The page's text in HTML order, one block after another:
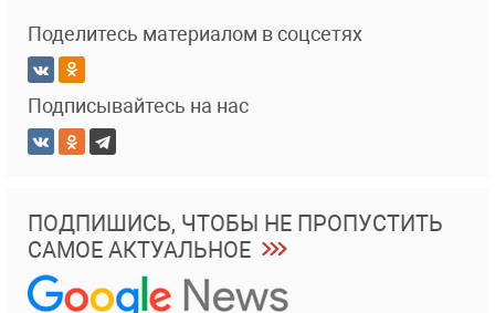
Поделитесь материалом в соцсетях
Подписывайтесь на нас
ПОДПИШИСЬ, ЧТОБЫ НЕ ПРОПУСТИТЬ
САМОЕ АКТУАЛЬНОЕ